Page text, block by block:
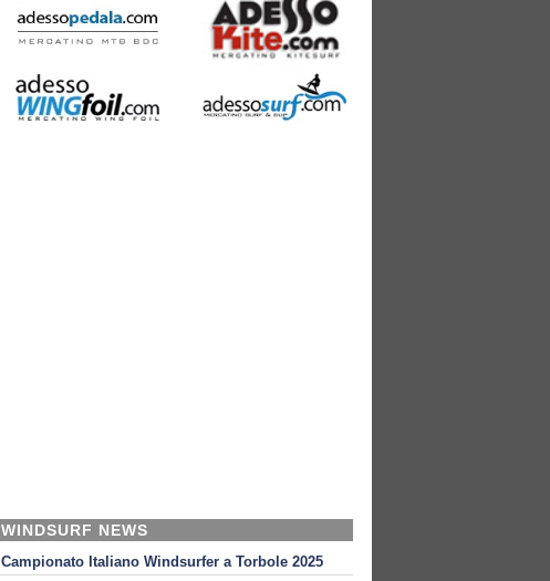
WINDSURF NEWS
Campionato Italiano Windsurfer a Torbole 2025